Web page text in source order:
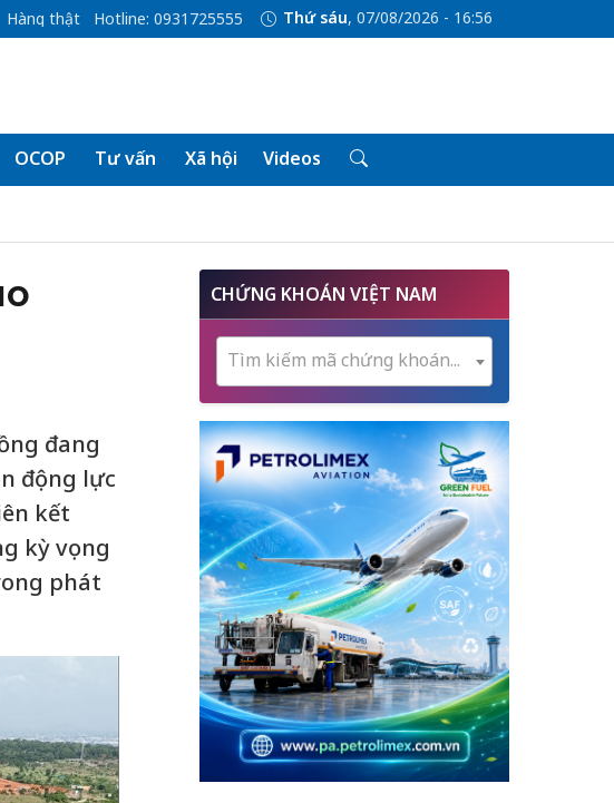
Hàng thật Hotline: 0931725555 Thứ sáu, 07/08/2026 - 16:56
OCOP Tư vấn Xã hội Videos
đang
động lực
kết
kỳ vọng
phát
CHỨNG KHOÁN VIỆT NAM
Tìm kiếm mã chứng khoán...